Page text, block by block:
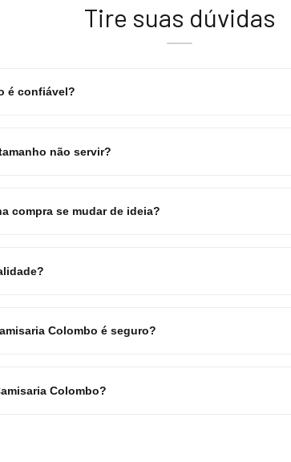
Tire suas dúvidas
é confiável?
não servir?
compra se mudar de ideia?
Colombo é seguro?
Colombo?